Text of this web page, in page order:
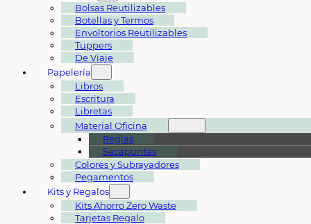
Bolsas Reutilizables
Botellas y Termos
Envoltorios Reutilizables
Tuppers
De Viaje
Papelería
Libros
Escritura
Libretas
Material Oficina
Reglas
Sacapuntas
Colores y Subrayadores
Pegamentos
Kits y Regalos
Kits Ahorro Zero Waste
Tarjetas Regalo